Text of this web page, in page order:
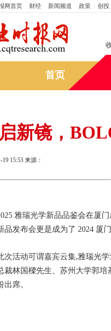
网首页 财经 新闻频道 政策 创投
首页
新镜，
19 15:53 来源：
雅瑞光学新品品鉴会在厦
品发布会更是成为了 2024 厦
次活动可谓嘉宾云集,雅瑞光
裁林国樑先生、苏州大学郭
出席。